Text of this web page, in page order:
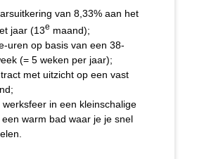
van 8,33% aan het
jaar (13e maand);
uren op basis van een 38-
(= 5 weken per jaar);
met uitzicht op een vast
werksfeer in een kleinschalige
warm bad waar je je snel